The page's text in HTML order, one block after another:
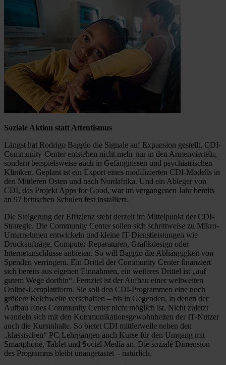
Soziale Aktion statt Attentismus
Längst hat Rodrigo Baggio die Signale auf Expansion gestellt. CDI-
Community-Center entstehen nicht mehr nur in den Armenvierteln,
sondern beispielsweise auch in Gefängnissen und psychiatrischen
Kliniken. Geplant ist ein Export eines modifizierten CDI-Modells in
den Mittleren Osten und nach Nordafrika. Und ein Ableger von
CDI, das Projekt Apps for Good, war im vergangenen Jahr bereits
an 97 britischen Schulen fest installiert.
Die Steigerung der Effizienz steht derzeit im Mittelpunkt der CDI-
Strategie. Die Community Center sollen sich schrittweise zu Mikro-
Unternehmen entwickeln und kleine IT-Dienstleistungen wie
Druckaufträge, Computer-Reparaturen, Grafikdesign oder
Internetanschlüsse anbieten. So will Baggio die Abhängigkeit von
Spenden verringern. Ein Drittel der Community Center finanziert
sich bereits aus eigenen Einnahmen, ein weiteres Drittel ist „auf
gutem Wege dorthin“. Fernziel ist der Aufbau einer weltweiten
Online-Lernplattform. Sie soll den CDI-Programmen eine noch
größere Reichweite verschaffen – bis in Gegenden, in denen der
Aufbau eines Community Center nicht möglich ist. Nicht zuletzt
wandeln sich mit den Kommunikationsgewohnheiten der IT-Nutzer
auch die Kursinhalte. So bietet CDI mittlerweile neben den
„klassischen“ PC-Lehrgängen auch Kurse für den Umgang mit
Smartphone, Tablet und Social Media an. Die soziale Dimension
des Programms bleibt unangetastet – natürlich.